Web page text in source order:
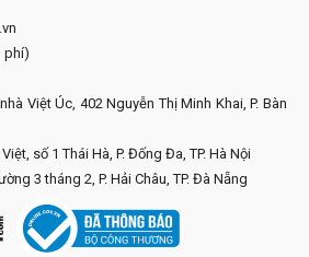
phí)
Việt Úc, 402 Nguyễn Thị Minh Khai, P. Bàn
số 1 Thái Hà, P. Đống Đa, TP. Hà Nội
3 tháng 2, P. Hải Châu, TP. Đà Nẵng